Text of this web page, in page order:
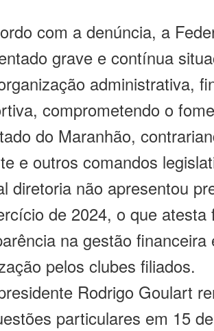
com a denúncia, a
grave e contínua
administrativa,
comprometendo o
do Maranhão,
e outros comandos
diretoria não apresentou
de 2024, o que atesta
na gestão financeira
pelos clubes filiados.
Rodrigo Goulart
particulares em 15